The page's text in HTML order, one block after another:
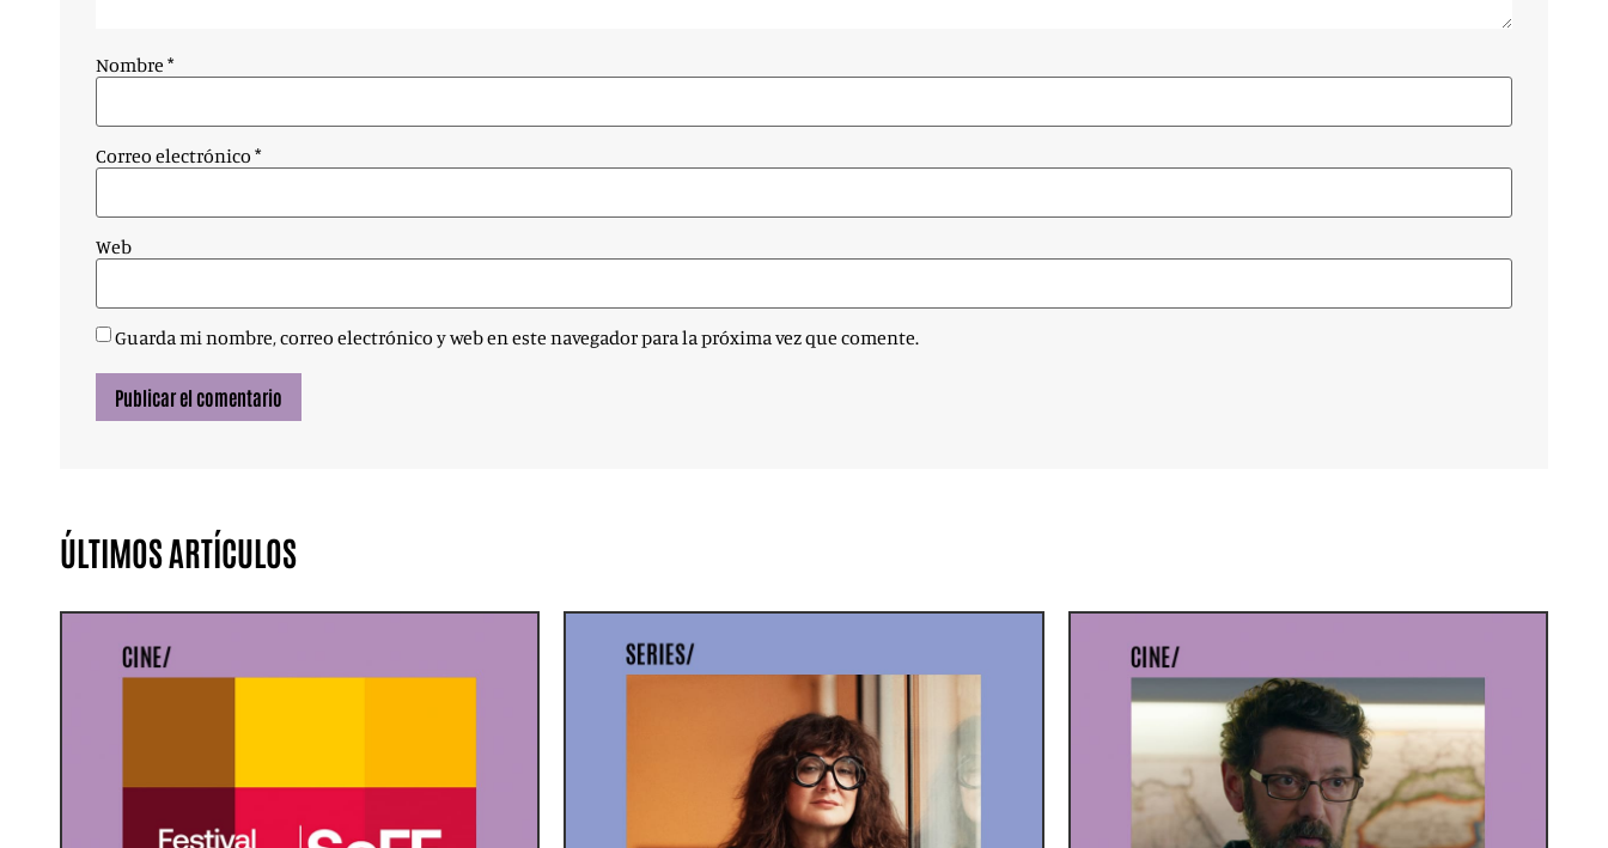
Nombre *
Correo electrónico *
Web
Guarda mi nombre, correo electrónico y web en este navegador para la próxima vez que comente.
ÚLTIMOS ARTÍCULOS